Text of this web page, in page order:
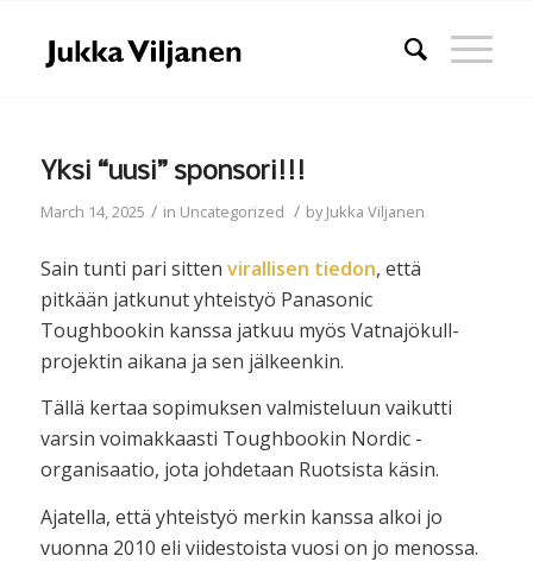
Yksi “uusi” sponsori!!!
March 14, 2025 / in Uncategorized / byJukka Viljanen
Sain tunti pari sitten virallisen tiedon, että
pitkään jatkunut yhteistyö Panasonic
Toughbookin kanssa jatkuu myös Vatnajökull-
projektin aikana ja sen jälkeenkin.
Tällä kertaa sopimuksen valmisteluun vaikutti
varsin voimakkaasti Toughbookin Nordic -
organisaatio, jota johdetaan Ruotsista käsin.
Ajatella, että yhteistyö merkin kanssa alkoi jo
vuonna 2010 eli viidestoista vuosi on jo menossa.